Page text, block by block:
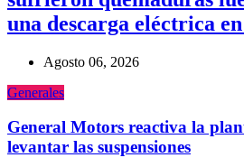
una descarga eléctrica
Agosto 06, 2026
Generales
General Motors reactiva la
levantar las suspensiones